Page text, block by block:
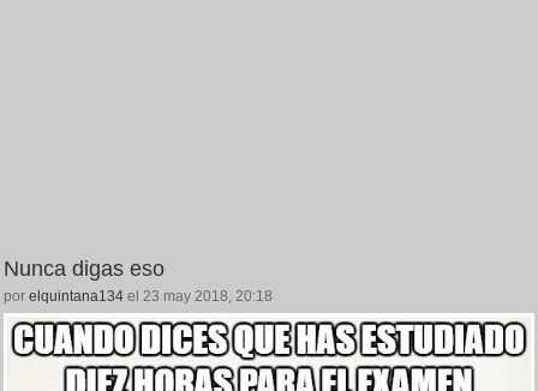
Nunca digas eso
por elquintana134 el 23 may 2018, 20:18